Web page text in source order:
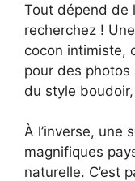
Tout dépend de
recherchez !
cocon intimiste,
pour des photos
du style
À l’inverse, une
magnifiques
naturelle. C’est